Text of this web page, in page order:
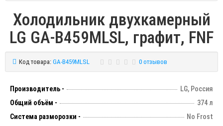
Холодильник двухкамерный
LG GA-B459MLSL, графит, FNF
Код товара: GA-B459MLSL 0 отзывов
Производитель -
LG, Россия
Общий объём -
374 л
Система разморозки -
No Frost